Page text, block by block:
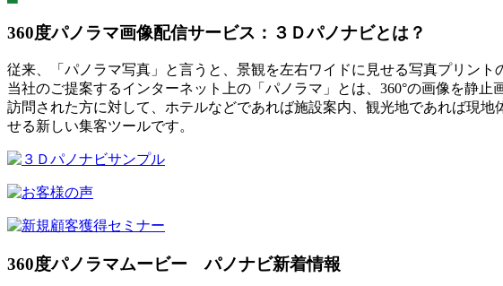
360度パノラマ画像配信サービス：３Ｄパノナビとは？
従来、「パノラマ写真」と言うと、景観を左右ワイドに見せる写真プリント
当社のご提案するインターネット上の「パノラマ」とは、360°の画像を静
訪問された方に対して、ホテルなどであれば施設案内、観光地であれば現
せる新しい集客ツールです。
360度パノラマムービー パノナビ新着情報